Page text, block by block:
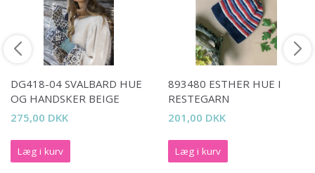
DG418-04 SVALBARD HUE
OG HANDSKER BEIGE
275,00 DKK
Læg i kurv
893480 ESTHER HUE I
RESTEGARN
201,00 DKK
Læg i kurv